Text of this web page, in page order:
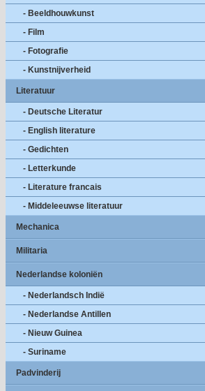
- Beeldhouwkunst
- Film
- Fotografie
- Kunstnijverheid
Literatuur
- Deutsche Literatur
- English literature
- Gedichten
- Letterkunde
- Literature francais
- Middeleeuwse literatuur
Mechanica
Militaria
Nederlandse koloniën
- Nederlandsch Indië
- Nederlandse Antillen
- Nieuw Guinea
- Suriname
Padvinderij